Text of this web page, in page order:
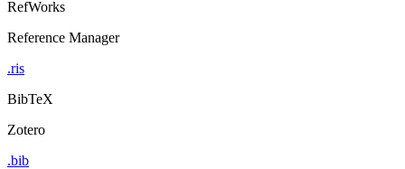
RefWorks
Reference Manager
.ris
BibTeX
Zotero
.bib